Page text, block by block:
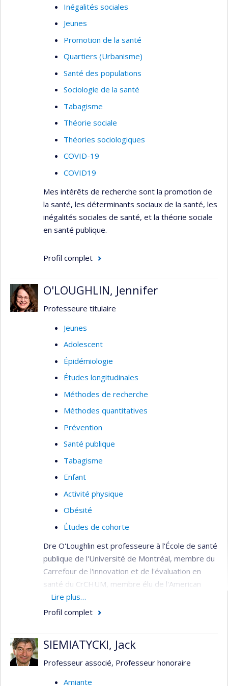
l’identification des services périnataux et
la prévention des problèmes de santé
mentale;
l’axe transfert de connaissance ayant pour
objectif de diffuser les connaissances
concernant les services périnataux et
préscolaires les plus efficaces afin
d’améliorer ces services.
recherche : l'Observatoire pour l'Éducation et la
Santé des enfants
Inégalités sociales
Jeunes
Promotion de la santé
Quartiers (Urbanisme)
Santé des populations
Sociologie de la santé
Tabagisme
Théorie sociale
Théories sociologiques
COVID-19
COVID19
Mes intérêts de recherche sont la promotion de
la santé, les déterminants sociaux de la santé, les
inégalités sociales de santé, et la théorie sociale
en santé publique.
Profil complet
O'LOUGHLIN, Jennifer
Professeure titulaire
Jeunes
Adolescent
Épidémiologie
Études longitudinales
Méthodes de recherche
Méthodes quantitatives
Prévention
Santé publique
Tabagisme
Enfant
Activité physique
Obésité
Études de cohorte
Dre O'Loughlin est professeure à l'École de santé
publique de l'Université de Montréal, membre du
Carrefour de l'innovation et de l'évaluation en
santé du CrCHUM, membre élu de l'American
Academy of Pediatrics Tobacco Consortium et
membre de l'Académie canadienne des sciences
déterminants précoces des maladies chroniques
de 2004 à 2021. Elle est une experte de premier
Lire plus…
Profil complet
SIEMIATYCKI, Jack
Professeur associé, Professeur honoraire
Amiante